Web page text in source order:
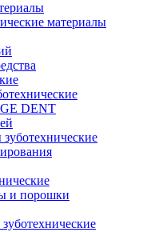
материалы
DENT
и порошки